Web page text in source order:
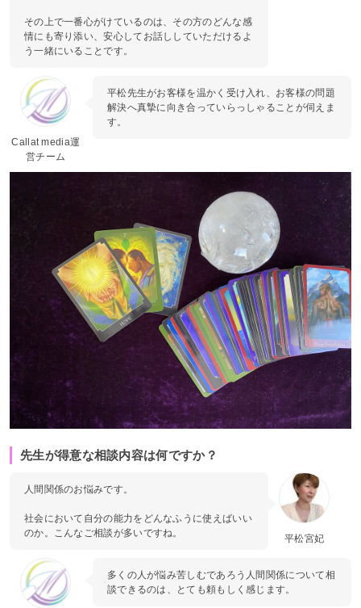
その上で一番心がけているのは、その方のどんな感
情にも寄り添い、安心してお話ししていただけるよ
う一緒にいることです。
Callat media運
営チーム
平松先生がお客様を温かく受け入れ、お客様の問題
解決へ真摯に向き合っていらっしゃることが伺えま
す。
先生が得意な相談内容は何ですか？
平松宮妃
人間関係のお悩みです。
社会において自分の能力をどんなふうに使えばいい
のか。こんなご相談が多いですね。
多くの人が悩み苦しむであろう人間関係について相
談できるのは、とても頼もしく感じます。